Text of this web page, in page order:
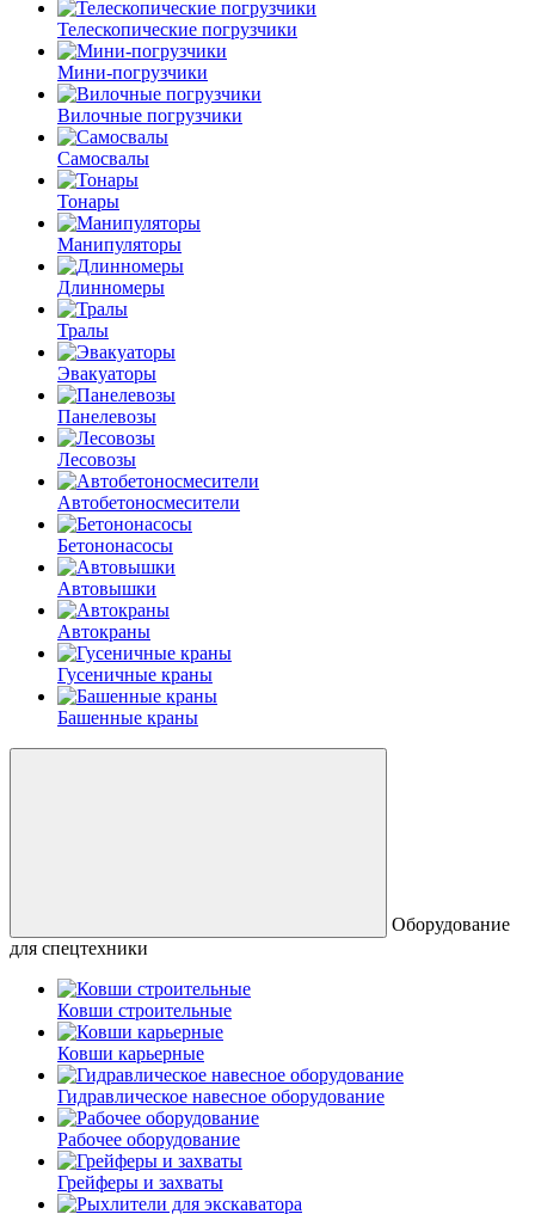
Телескопические погрузчики
Мини-погрузчики
Вилочные погрузчики
Самосвалы
Тонары
Манипуляторы
Длинномеры
Тралы
Эвакуаторы
Панелевозы
Лесовозы
Автобетоно­смесители
Бетононасосы
Автовышки
Автокраны
Гусеничные краны
Башенные краны
Оборудование
для спецтехники
Ковши строительные
Ковши карьерные
Гидравлическое навесное оборудование
Рабочее оборудование
Грейферы и захваты